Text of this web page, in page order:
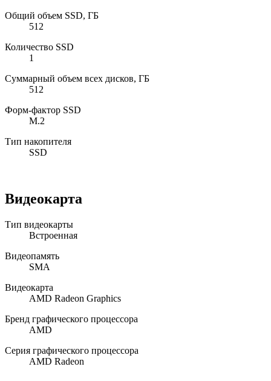
Общий объем SSD, ГБ
512
Количество SSD
1
Суммарный объем всех дисков, ГБ
512
Форм-фактор SSD
M.2
Тип накопителя
SSD
Видеокарта
Тип видеокарты
Встроенная
Видеопамять
SMA
Видеокарта
AMD Radeon Graphics
Бренд графического процессора
AMD
Серия графического процессора
AMD Radeon